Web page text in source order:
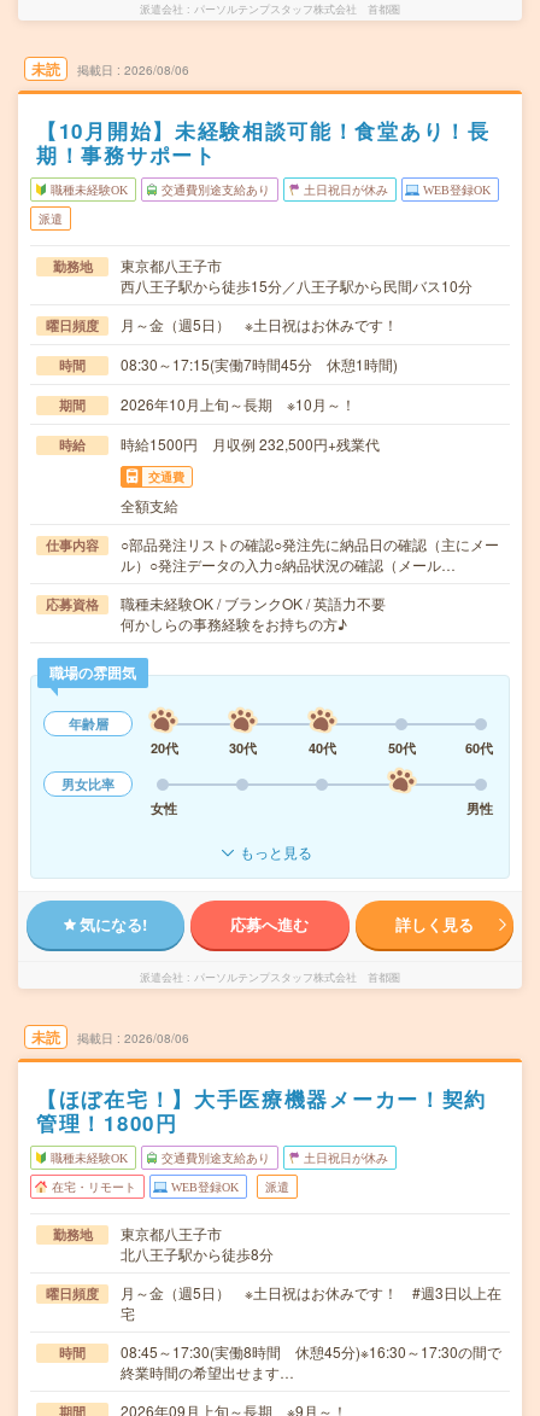
派遣会社 パーソルテンプスタッフ株式会社 首都圏
未読 掲載日 2026/08/06
【10月開始】未経験相談可能！食堂あり！長
期！事務サポート
職種未経験OK 交通費別途支給あり 土日祝日が休み WEB登録OK
派遣
勤務地
東京都八王子市
西八王子駅から徒歩15分／八王子駅から民間バス10分
曜日頻度 月～金（週5日） ※土日祝はお休みです！
時間 08:30～17:15(実働7時間45分 休憩1時間)
期間 2026年10月上旬～長期 ※10月～！
時給 時給1500円 月収例 232,500円+残業代
交通費
全額支給
仕事内容
○部品発注リストの確認○発注先に納品日の確認（主にメー
ル）○発注データの入力○納品状況の確認（メール…
応募資格
職種未経験OK / ブランクOK / 英語力不要
何かしらの事務経験をお持ちの方♪
職場の雰囲気
年齢層
20代
30代 40代 50代
60代
男女比率
女性
男性
もっと見る
気になる! 応募へ進む 詳しく見る
派遣会社 パーソルテンプスタッフ株式会社 首都圏
未読 掲載日 2026/08/06
【ほぼ在宅！】大手医療機器メーカー！契約
管理！1800円
職種未経験OK 交通費別途支給あり 土日祝日が休み
在宅・リモート WEB登録OK 派遣
勤務地
東京都八王子市
北八王子駅から徒歩8分
曜日頻度
月～金（週5日） ※土日祝はお休みです！ #週3日以上在
宅
時間
08:45～17:30(実働8時間 休憩45分)※16:30～17:30の間で
終業時間の希望出せます…
期間 2026年09月上旬～長期 ※9月～！